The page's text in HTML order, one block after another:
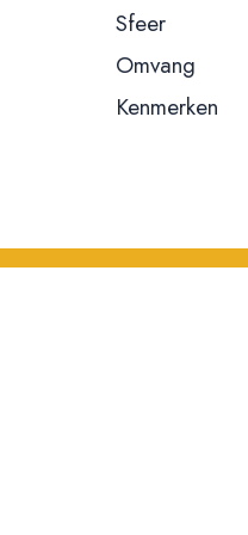
Sfeer
Omvang
Kenmerken
© 2023, 2024, 2025, 2026 –